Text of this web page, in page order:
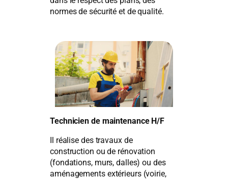
normes de sécurité et de qualité.
Technicien de maintenance H/F
Il réalise des travaux de
construction ou de rénovation
(fondations, murs, dalles) ou des
aménagements extérieurs (voirie,